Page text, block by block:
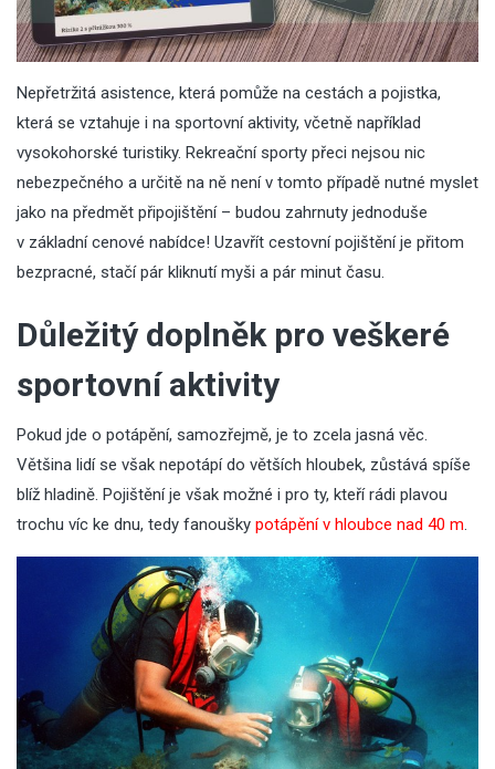
Nepřetržitá asistence, která pomůže na cestách a pojistka,
která se vztahuje i na sportovní aktivity, včetně například
vysokohorské turistiky. Rekreační sporty přeci nejsou nic
nebezpečného a určitě na ně není v tomto případě nutné myslet
jako na předmět připojištění – budou zahrnuty jednoduše
v základní cenové nabídce! Uzavřít cestovní pojištění je přitom
bezpracné, stačí pár kliknutí myši a pár minut času.
Důležitý doplněk pro veškeré
sportovní aktivity
Pokud jde o potápění, samozřejmě, je to zcela jasná věc.
Většina lidí se však nepotápí do větších hloubek, zůstává spíše
blíž hladině. Pojištění je však možné i pro ty, kteří rádi plavou
trochu víc ke dnu, tedy fanoušky potápění v hloubce nad 40 m.